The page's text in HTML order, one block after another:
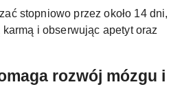
stopniowo przez około 14 dni,
i obserwując apetyt oraz
rozwój mózgu i